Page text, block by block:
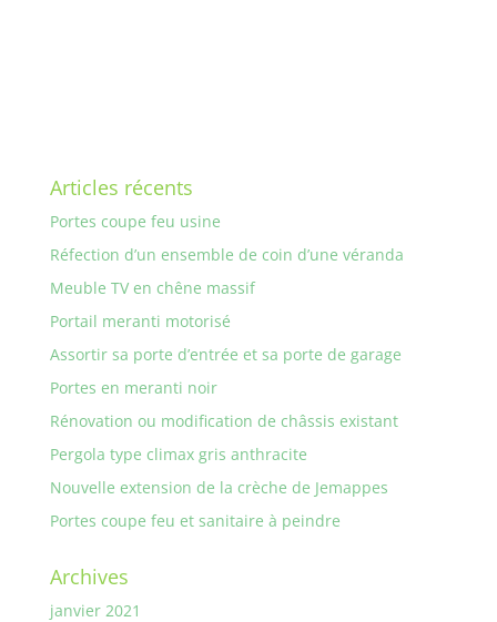
Articles récents
Portes coupe feu usine
Réfection d’un ensemble de coin d’une véranda
Meuble TV en chêne massif
Portail meranti motorisé
Assortir sa porte d’entrée et sa porte de garage
Portes en meranti noir
Rénovation ou modification de châssis existant
Pergola type climax gris anthracite
Nouvelle extension de la crèche de Jemappes
Portes coupe feu et sanitaire à peindre
Archives
janvier 2021